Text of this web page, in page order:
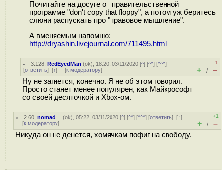
Почитайте на досуге о _правительственной_
программе "don't copy that floppy", а потом уж беритесь
слюни распускать про "правовое мышление".
А вменяемым напомню:
http://dryashin.livejournal.com/711495.html
3.128 ,RedEyedMan (ok), 18:20, 03/11/2020 [^] [^^] [^^^]
[ответить] [↑] [к модератору]
–1
+ / –
Ну не загнется, конечно. Я не об этом говорил.
Просто станет менее популярен, как Майкрософт
со своей десяточкой и Xbox-ом.
2.60 ,nomad__ (ok), 05:22, 03/11/2020 [^] [^^] [^^^] [ответить][↑]
[к модератору]
+1
+ / –
Никуда он не денется, хомячкам пофиг на свободу.